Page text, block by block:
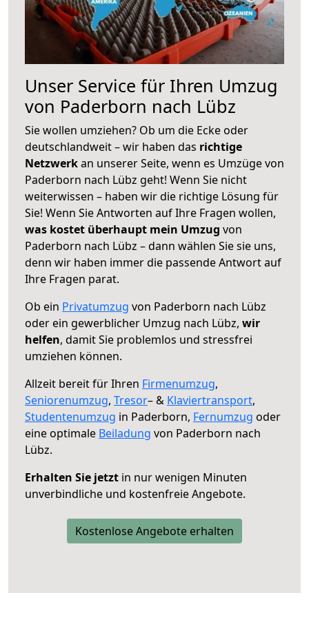
Unser Service für Ihren Umzug
von Paderborn nach Lübz
Sie wollen umziehen? Ob um die Ecke oder
deutschlandweit – wir haben das richtige
Netzwerkan unserer Seite, wenn es Umzüge von
Paderborn nach Lübz geht! Wenn Sie nicht
weiterwissen – haben wir die richtige Lösung für
Sie! Wenn Sie Antworten auf Ihre Fragen wollen,
was kostet überhaupt mein Umzug von
Paderborn nach Lübz – dann wählen Sie sie uns,
denn wir haben immer die passende Antwort auf
Ihre Fragen parat.
Ob ein Privatumzug von Paderborn nach Lübz
oder ein gewerblicher Umzug nach Lübz, wir
helfen, damit Sie problemlos und stressfrei
umziehen können.
Allzeit bereit für Ihren Firmenumzug,
Seniorenumzug, Tresor– & Klaviertransport,
Studentenumzug in Paderborn, Fernumzug oder
eine optimale Beiladung von Paderborn nach
Lübz.
Erhalten Sie jetzt in nur wenigen Minuten
unverbindliche und kostenfreie Angebote.
Kostenlose Angebote erhalten